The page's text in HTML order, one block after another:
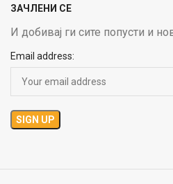
ЗАЧЛЕНИ СЕ
И добивај ги сите попусти и
Email address: